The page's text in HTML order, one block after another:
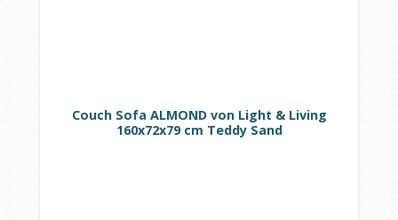
Couch Sofa ALMOND von Light & Living
160x72x79 cm Teddy Sand